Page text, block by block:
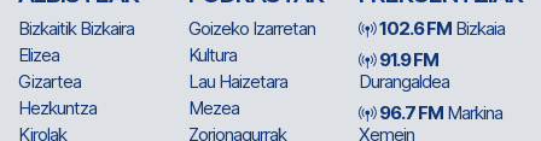
Bizkaitik Bizkaira
Elizea
Gizartea
Hezkuntza
Kirolak
Goizeko Izarretan
Kultura
Lau Haizetara
Mezea
Zorionagurrak
102.6 FM Bizkaia
91.9 FM
Durangaldea
96.7 FM Markina
Xemein